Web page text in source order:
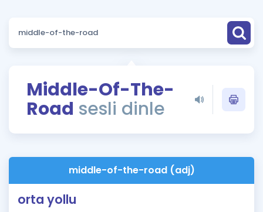
ÖSYM Sınav Takvimi
Kampanyalar
Blog
İngilizce Gramer
Middle-Of-The-
Road sesli dinle
middle-of-the-road (adj)
orta yollu